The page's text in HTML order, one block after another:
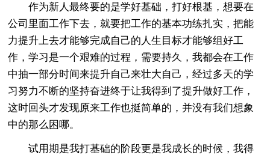
作为新人最终要的是学好基础，打好根基，想要在
公司里面工作下去，就要把工作的基本功练扎实，把能
力提升上去才能够完成自己的人生目标才能够组好工
作，学习是一个艰难的过程，需要持久，我都会在工作
中抽一部分时间来提升自己来壮大自己，经过多天的学
习努力不断的坚持奋进终于让我得到了提升做好工作，
这时回头才发现原来工作也挺简单的，并没有我们想象
中的那么困哪。
试用期是我打基础的阶段更是我成长的时候，我得